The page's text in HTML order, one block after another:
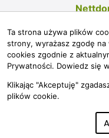
05-
© 2026 Wszystkie
Ta strona używa plików
strony, wyrażasz zgodę
cookies zgodnie z
Prywatności. Dowiedz się
Klikając "Akceptuję"
plików cookie.